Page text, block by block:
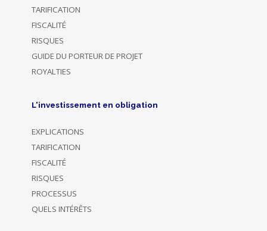
TARIFICATION
FISCALITÉ
RISQUES
GUIDE DU PORTEUR DE PROJET
ROYALTIES
L'investissement en obligation
EXPLICATIONS
TARIFICATION
FISCALITÉ
RISQUES
PROCESSUS
QUELS INTÉRÊTS